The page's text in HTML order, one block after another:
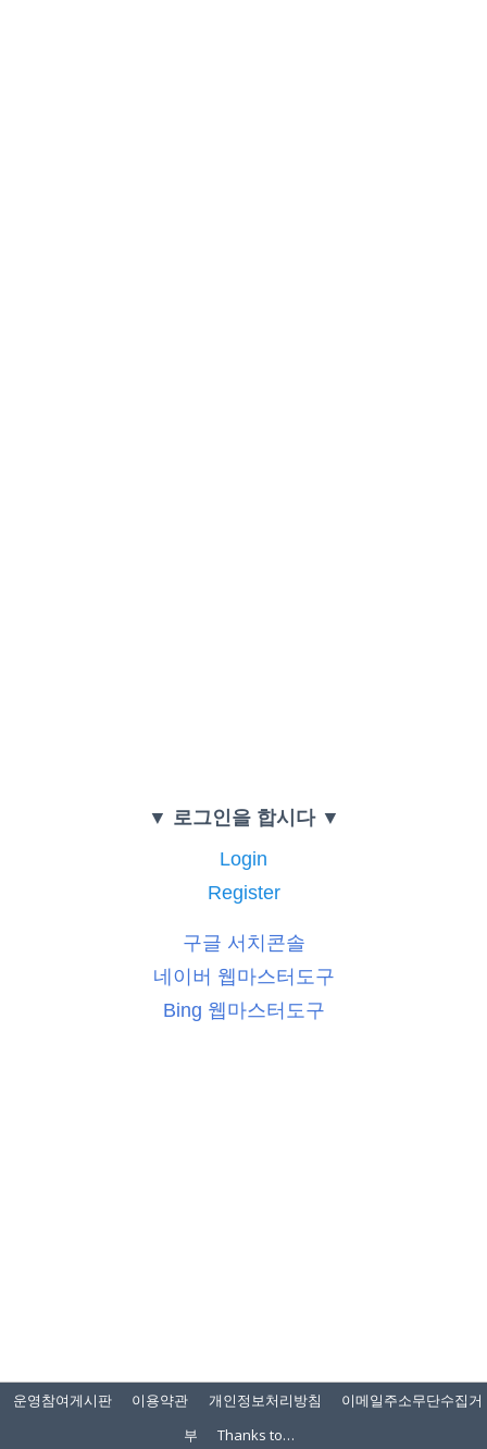
▼ 로그인을 합시다 ▼
Login
Register
구글 서치콘솔
네이버 웹마스터도구
Bing 웹마스터도구
운영참여게시판 이용약관 개인정보처리방침
이메일주소무단수집거
부
Thanks to…